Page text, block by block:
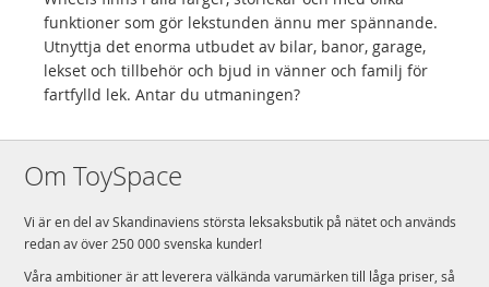
funktioner som gör lekstunden ännu mer spännande.
Utnyttja det enorma utbudet av bilar, banor, garage,
lekset och tillbehör och bjud in vänner och familj för
fartfylld lek. Antar du utmaningen?
Om ToySpace
Vi är en del av Skandinaviens största leksaksbutik på nätet och används
redan av över 250 000 svenska kunder!
Våra ambitioner är att leverera välkända varumärken till låga priser, så